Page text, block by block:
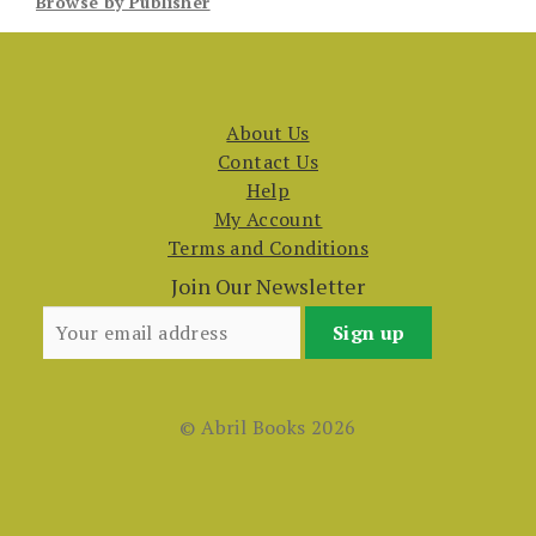
About Us
Contact Us
Help
My Account
Terms and Conditions
Join Our Newsletter
© Abril Books 2026